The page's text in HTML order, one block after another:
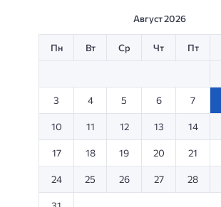
Август 2026
Пн Вт Ср Чт Пт
3 4 5 6 7
10 11 12 13 14
17 18 19 20 21
24 25 26 27 28